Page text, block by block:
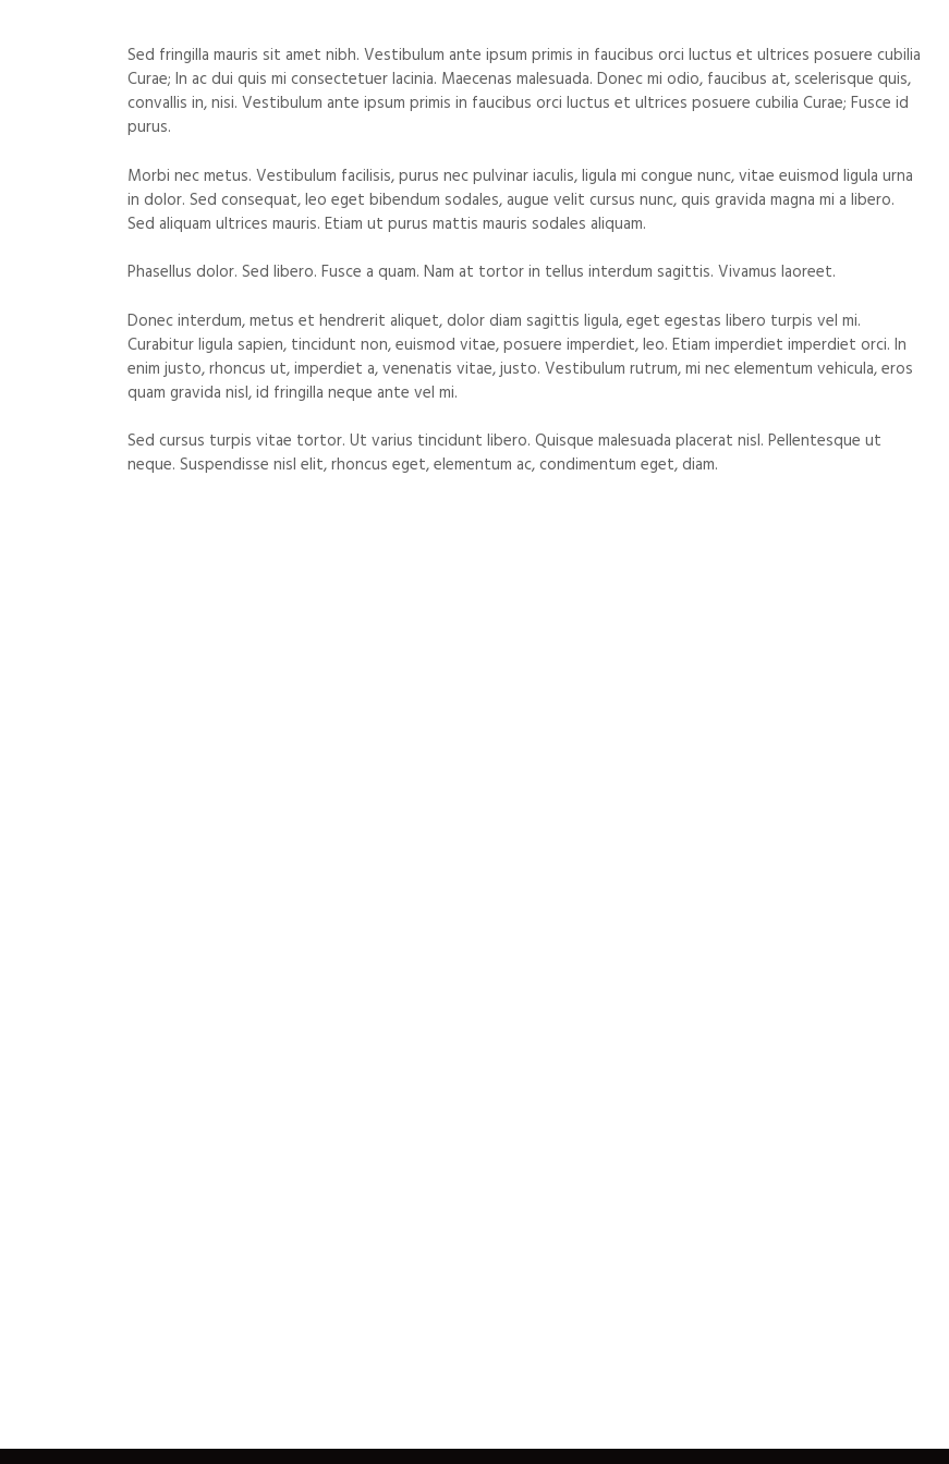
Sed fringilla mauris sit amet nibh. Vestibulum ante ipsum primis in faucibus orci luctus et ultrices posuere cubilia
Curae; In ac dui quis mi consectetuer lacinia. Maecenas malesuada. Donec mi odio, faucibus at, scelerisque quis,
convallis in, nisi. Vestibulum ante ipsum primis in faucibus orci luctus et ultrices posuere cubilia Curae; Fusce id
purus.
Morbi nec metus. Vestibulum facilisis, purus nec pulvinar iaculis, ligula mi congue nunc, vitae euismod ligula urna
in dolor. Sed consequat, leo eget bibendum sodales, augue velit cursus nunc, quis gravida magna mi a libero.
Sed aliquam ultrices mauris. Etiam ut purus mattis mauris sodales aliquam.
Phasellus dolor. Sed libero. Fusce a quam. Nam at tortor in tellus interdum sagittis. Vivamus laoreet.
Donec interdum, metus et hendrerit aliquet, dolor diam sagittis ligula, eget egestas libero turpis vel mi.
Curabitur ligula sapien, tincidunt non, euismod vitae, posuere imperdiet, leo. Etiam imperdiet imperdiet orci. In
enim justo, rhoncus ut, imperdiet a, venenatis vitae, justo. Vestibulum rutrum, mi nec elementum vehicula, eros
quam gravida nisl, id fringilla neque ante vel mi.
Sed cursus turpis vitae tortor. Ut varius tincidunt libero. Quisque malesuada placerat nisl. Pellentesque ut
neque. Suspendisse nisl elit, rhoncus eget, elementum ac, condimentum eget, diam.